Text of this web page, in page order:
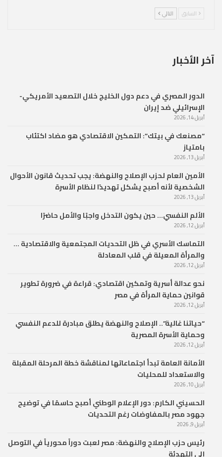
السابق التالي
آخر الأخبار
الدور المصري في دعم دول الخليج خلال التصعيد الأمريكي-
الإسرائيلي ضد إيران
أبريل 14, 2026
“مصنعك في بيتك”: التمكين الاقتصادي هو مضاد اكتئاب
بامتياز
أبريل 13, 2026
الأمين العام لحزب الإصلاح والنهضة: يجب تحديث قانون الأحوال
الشخصية لأنه أصبح يشكل تهديدًا لنظام الأسرة
أبريل 13, 2026
الألم النفسي… حين يكون التدخل واجبًا والأمل حاضرًا
أبريل 12, 2026
التماسك الأسري في ظل التحديات المجتمعية والاقتصادية …
والمرأة المعيلة في قلب المعادلة
أبريل 12, 2026
نحو عدالة أسرية وتمكين اقتصادي: قراءة في ضرورة تطوير
قوانين حماية المرأة في مصر
أبريل 12, 2026
“حياتنا غالية”.. الإصلاح والنهضة يطلق مبادرة للدعم النفسي
وحماية الأسرة المصرية
أبريل 12, 2026
الأمانة العامة تبدأ اجتماعاتها لمناقشة خطة المرحلة المقبلة
والاستعداد للمحليات
أبريل 10, 2026
الحسيني الكارم: دور الإعلام الوطني أصبح حاسمًا في توضيح
جهود مصر بالمفاوضات رغم التحديات
أبريل 9, 2026
رئيس حزب الإصلاح والنهضة: مصر لعبت دوراً محورياً في التوصل
إلى التهدئة